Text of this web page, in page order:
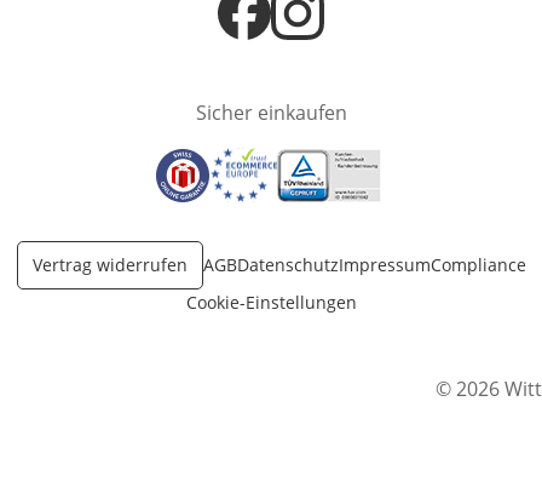
Öffnet in neuem Fenster
Öffnet in neuem Fenster
Sicher einkaufen
Öffnet in neuem Fenster
Öffnet in neuem Fenster
Öffnet in neuem Fenster
Vertrag widerrufen AGBDatenschutzImpressumCompliance
Cookie-Einstellungen
© 2026 Witt